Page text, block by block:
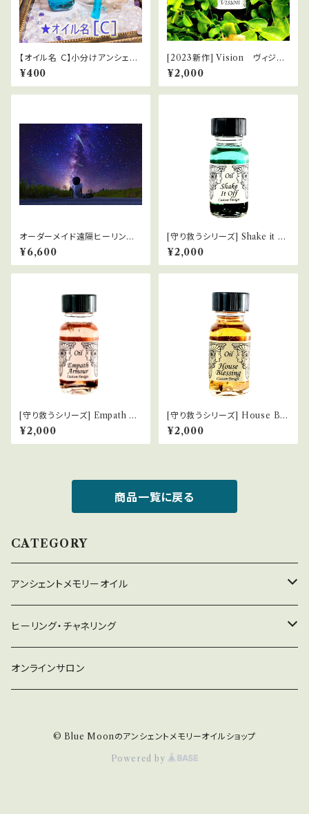
【オイル名 Ｃ】小分けアンシェン
トメモリーオイルChocotto
¥400
[2023新作] Vision ヴィジョ
ン
¥2,000
オーダーメイド遠隔ヒーリング
【60分】
¥6,600
[守り救うシリーズ] Shake it of
f 呪縛を解く
¥2,000
[守り救うシリーズ] Empath Ar
mour エンパスの防御服
¥2,000
[守り救うシリーズ] House Ble
ssing 家のお清め
¥2,000
商品一覧に戻る
CATEGORY
アンシェントメモリーオイル
守り救うシリーズ
2022年新作オイル
ヒーリング・チャネリング
チャネリング
オンラインサロン
© Blue Moonのアンシェントメモリーオイルショップ
Powered by